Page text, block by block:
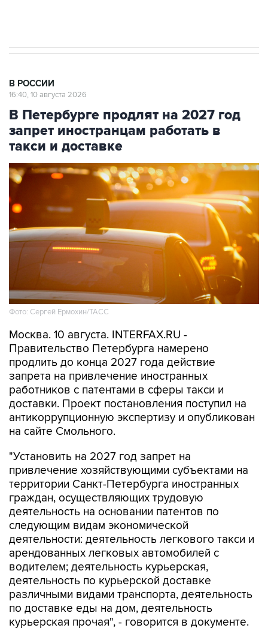
В РОССИИ
16:40, 10 августа 2026
В Петербурге продлят на 2027 год
запрет иностранцам работать в
такси и доставке
Фото: Сергей Ермохин/ТАСС
Москва. 10 августа. INTERFAX.RU -
Правительство Петербурга намерено
продлить до конца 2027 года действие
запрета на привлечение иностранных
работников с патентами в сферы такси и
доставки. Проект постановления поступил на
антикоррупционную экспертизу и опубликован
на сайте Смольного.
"Установить на 2027 год запрет на
привлечение хозяйствующими субъектами на
территории Санкт-Петербурга иностранных
граждан, осуществляющих трудовую
деятельность на основании патентов по
следующим видам экономической
деятельности: деятельность легкового такси и
арендованных легковых автомобилей с
водителем; деятельность курьерская,
деятельность по курьерской доставке
различными видами транспорта, деятельность
по доставке еды на дом, деятельность
курьерская прочая", - говорится в документе.